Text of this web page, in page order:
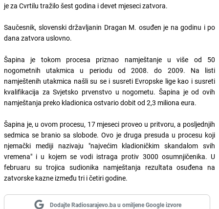
je za Cvrtilu tražilo šest godina i devet mjeseci zatvora.
Saučesnik, slovenski državljanin Dragan M. osuđen je na godinu i po
dana zatvora uslovno.
Šapina je tokom procesa priznao namještanje u više od 50
nogometnih utakmica u periodu od 2008. do 2009. Na listi
namještenih utakmica našli su se i susreti Evropske lige kao i susreti
kvalifikacija za Svjetsko prvenstvo u nogometu. Šapina je od ovih
namještanja preko kladionica ostvario dobit od 2,3 miliona eura.
Šapina je, u ovom procesu, 17 mjeseci proveo u pritvoru, a posljednjih
sedmica se branio sa slobode. Ovo je druga presuda u procesu koji
njemački mediji nazivaju "najvećim kladioničkim skandalom svih
vremena" i u kojem se vodi istraga protiv 3000 osumnjičenika. U
februaru su trojica sudionika namještanja rezultata osuđena na
zatvorske kazne između tri i četiri godine.
Dodajte Radiosarajevo.ba u omiljene Google izvore